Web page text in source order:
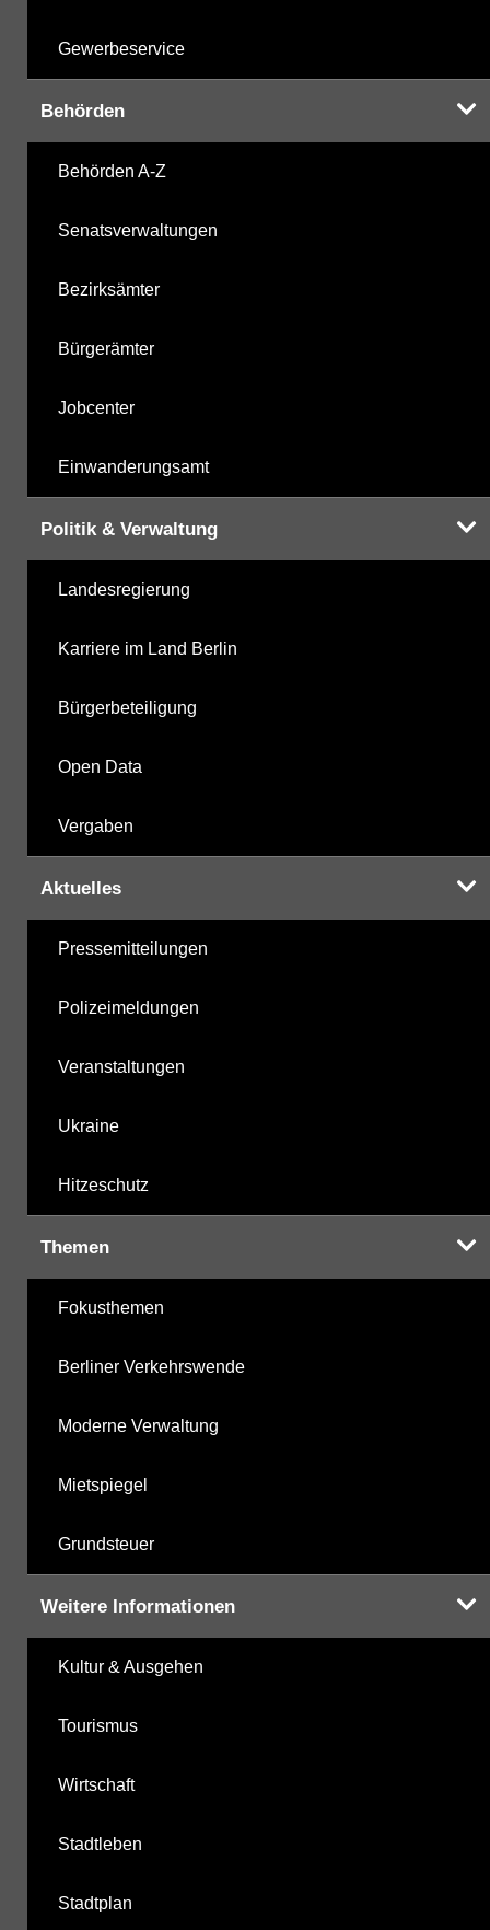
Gewerbeservice
Behörden
Behörden A-Z
Senatsverwaltungen
Bezirksämter
Bürgerämter
Jobcenter
Einwanderungsamt
Politik & Verwaltung
Landesregierung
Karriere im Land Berlin
Bürgerbeteiligung
Open Data
Vergaben
Aktuelles
Pressemitteilungen
Polizeimeldungen
Veranstaltungen
Ukraine
Hitzeschutz
Themen
Fokusthemen
Berliner Verkehrswende
Moderne Verwaltung
Mietspiegel
Grundsteuer
Weitere Informationen
Kultur & Ausgehen
Tourismus
Wirtschaft
Stadtleben
Stadtplan